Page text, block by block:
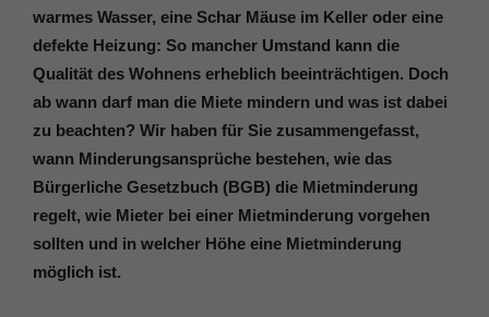
warmes Wasser, eine Schar Mäuse im Keller oder eine
defekte Heizung: So mancher Umstand kann die
Qualität des Wohnens erheblich beeinträchtigen. Doch
ab wann darf man die Miete mindern und was ist dabei
zu beachten? Wir haben für Sie zusammengefasst,
wann Minderungsansprüche bestehen, wie das
Bürgerliche Gesetzbuch (BGB) die Mietminderung
regelt, wie Mieter bei einer Mietminderung vorgehen
sollten und in welcher Höhe eine Mietminderung
möglich ist.